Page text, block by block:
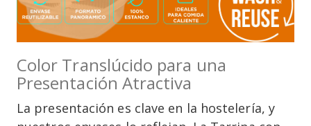
Color Translúcido para una
Presentación Atractiva
La presentación es clave en la hostelería, y